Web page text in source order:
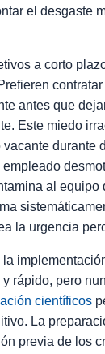
el desgaste
a corto
contratar
antes que
Este miedo
durante
al equipo
la urgencia
rápido, pero
científicos
La
previa de los